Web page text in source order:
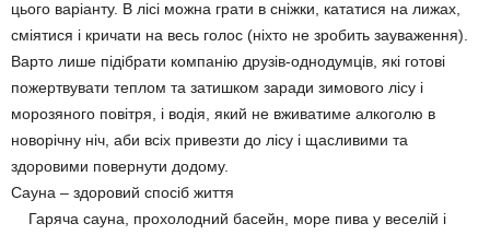
цього варіанту. В лісі можна грати в сніжки, кататися на лижах,
сміятися і кричати на весь голос (ніхто не зробить зауваження).
Варто лише підібрати компанію друзів-однодумців, які готові
пожертвувати теплом та затишком заради зимового лісу і
морозяного повітря, і водія, який не вживатиме алкоголю в
новорічну ніч, аби всіх привезти до лісу і щасливими та
здоровими повернути додому.
Сауна – здоровий спосіб життя
Гаряча сауна, прохолодний басейн, море пива у веселій і